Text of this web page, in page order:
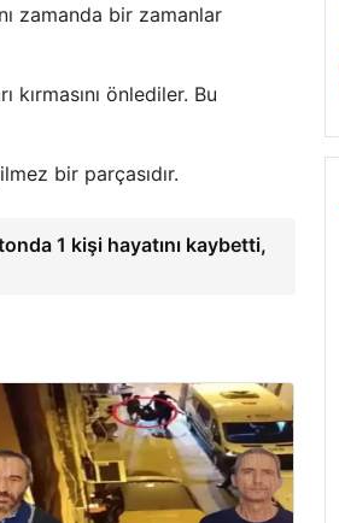
zamanda bir zamanlar
önlediler. Bu
bir parçasıdır.
1 kişi hayatını kaybetti,